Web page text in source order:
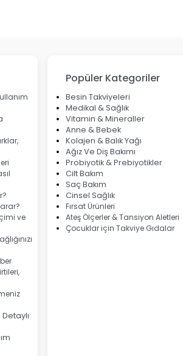
ve
Popüler Kategoriler
Besin Takviyeleri
Medikal & Sağlık
Vitamin & Mineraller
Anne & Bebek
Kolajen & Balık Yağı
Ağız Ve Diş Bakımı
Probiyotik & Prebiyotikler
Cilt Bakım
Saç Bakım
Cinsel Sağlık
Fırsat Ürünleri
Ateş Ölçerler & Tansiyon Aletleri
Çocuklar için Takviye Gıdalar